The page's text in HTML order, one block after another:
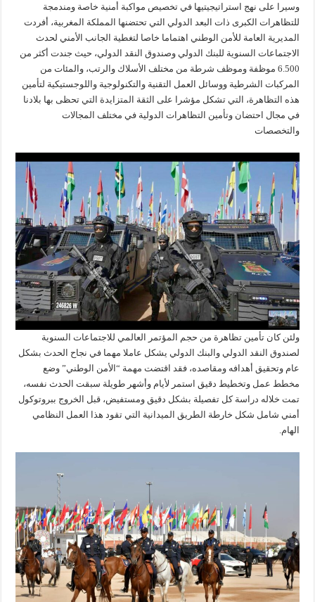
وسيرا على نهج استراتيجيتيها في تخصيص مواكبة أمنية خاصة ومندمجة
للتظاهرات الكبرى ذات البعد الدولي التي تحتضنها المملكة المغربية، أفردت
المديرية العامة للأمن الوطني اهتماما خاصا لتغطية الجانب الأمني لحدث
الاجتماعات السنوية للبنك الدولي وصندوق النقد الدولي، حيث جندت أكثر من
6.500 موظفة وموظف شرطة من مختلف الأسلاك والرتب، والمئات من
المركبات الشرطية ووسائل العمل التقنية والتكنولوجية واللوجستيكية لتأمين
هذه التظاهرة، التي تشكل مؤشرا على الثقة المتزايدة التي تحظى بها بلادنا
في مجال احتضان وتأمين التظاهرات الدولية في مختلف المجالات
والتخصصات
ولئن كان تأمين تظاهرة من حجم المؤتمر العالمي للاجتماعات السنوية
لصندوق النقد الدولي والبنك الدولي يشكل عاملا مهما في نجاح الحدث بشكل
عام وتحقيق أهدافه ومقاصده، فقد اقتضت مهمة “الأمن الوطني” وضع
مخطط عمل وتخطيط دقيق استمر لأيام وأشهر طويلة سبقت الحدث نفسه،
تمت خلاله دراسة كل تفصيلة بشكل دقيق ومستفيض، قبل الخروج ببروتوكول
أمني شامل شكل خارطة الطريق الميدانية التي تقود هذا العمل النظامي
الهام.